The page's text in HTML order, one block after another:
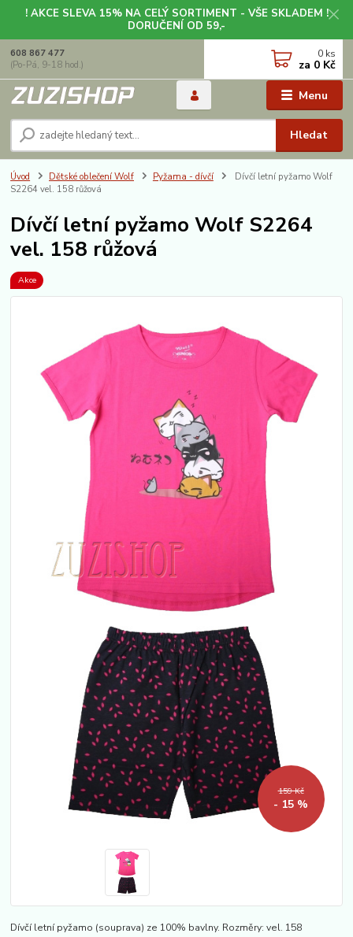
! AKCE SLEVA 15% NA CELÝ SORTIMENT - VŠE SKLADEM !
DORUČENÍ OD 59,-
Menu
Hledat
608 867 477
(Po-Pá, 9-18 hod.)
0 ks
za 0 Kč
Úvod Dětské oblečení Wolf Pyžama - dívčí
Dívčí letní pyžamo Wolf
S2264 vel. 158 růžová
Dívčí letní pyžamo Wolf S2264
vel. 158 růžová
Akce
159 Kč
- 15 %
Dívčí letní pyžamo (souprava) ze 100% bavlny. Rozměry: vel. 158